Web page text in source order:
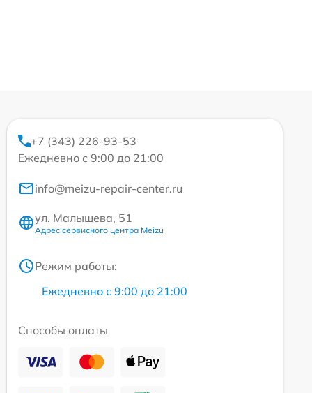
+7 (343) 226-93-53
Ежедневно с 9:00 до 21:00
info@meizu-repair-center.ru
ул. Малышева, 51
Адрес сервисного центра Meizu
Режим работы:
Ежедневно с 9:00 до 21:00
Способы оплаты